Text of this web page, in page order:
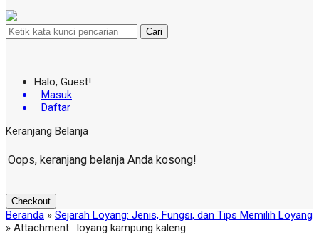
Cari
Halo, Guest!
Masuk
Daftar
Keranjang Belanja
Oops, keranjang belanja Anda kosong!
Checkout
Beranda » Sejarah Loyang: Jenis, Fungsi, dan Tips Memilih Loyang
» Attachment : loyang kampung kaleng